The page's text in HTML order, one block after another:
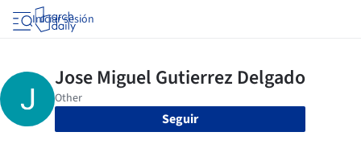
Iniciar sesión
Seguir